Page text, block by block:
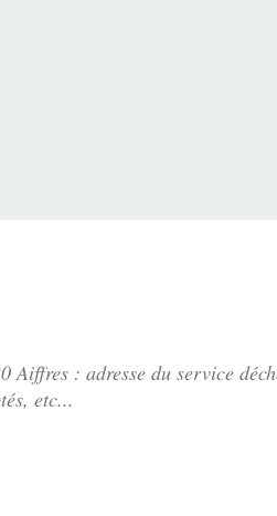
Aiffres : adresse du service
etc...